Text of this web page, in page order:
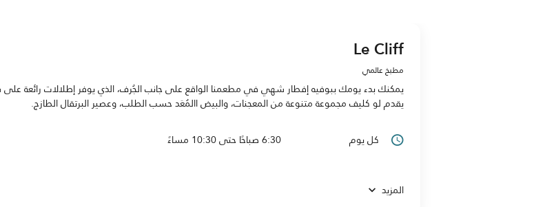
Le Cliff
مطبخ عالمي
يمكنك بدء يومك ببوفيه إفطار شهي في مطعمنا الواقع على جانب الجُرف، الذي يوفر إطلالات رائعة على
يقدم لو كليف مجموعة متنوعة من المعجنات، والبيض االمُعَد حسب الطلب، وعصير البرتقال الطازج.
كل يوم 6:30 صباحًا حتى 10:30 مساءً
المزيد